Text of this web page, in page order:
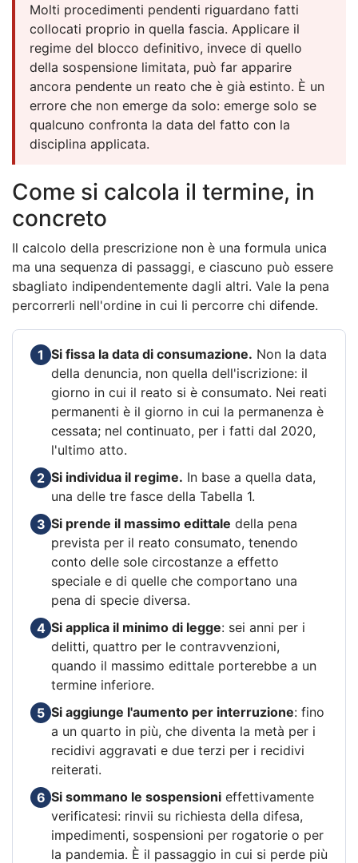
Molti procedimenti pendenti riguardano fatti
collocati proprio in quella fascia. Applicare il
regime del blocco definitivo, invece di quello
della sospensione limitata, può far apparire
ancora pendente un reato che è già estinto. È un
errore che non emerge da solo: emerge solo se
qualcuno confronta la data del fatto con la
disciplina applicata.
Come si calcola il termine, in
concreto
Il calcolo della prescrizione non è una formula unica
ma una sequenza di passaggi, e ciascuno può essere
sbagliato indipendentemente dagli altri. Vale la pena
percorrerli nell'ordine in cui li percorre chi difende.
1 Si fissa la data di consumazione. Non la data
della denuncia, non quella dell'iscrizione: il
giorno in cui il reato si è consumato. Nei reati
permanenti è il giorno in cui la permanenza è
cessata; nel continuato, per i fatti dal 2020,
l'ultimo atto.
2 Si individua il regime. In base a quella data,
una delle tre fasce della Tabella 1.
3 Si prende il massimo edittale della pena
prevista per il reato consumato, tenendo
conto delle sole circostanze a effetto
speciale e di quelle che comportano una
pena di specie diversa.
4 Si applica il minimo di legge: sei anni per i
delitti, quattro per le contravvenzioni,
quando il massimo edittale porterebbe a un
termine inferiore.
5 Si aggiunge l'aumento per interruzione: fino
a un quarto in più, che diventa la metà per i
recidivi aggravati e due terzi per i recidivi
reiterati.
6 Si sommano le sospensioni effettivamente
verificatesi: rinvii su richiesta della difesa,
impedimenti, sospensioni per rogatorie o per
la pandemia. È il passaggio in cui si perde più